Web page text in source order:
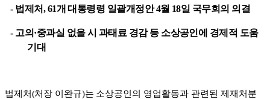
- 법제처, 61개 대통령령 일괄개정안4월 18일 국무회의 의결
- 고의 ·중과실 없을 시 과태료 경감 등 소상공인에 경제적 도움
기대
법제처(처장 이완규)는 소상공인의 영업활동과 관련된 제재처분